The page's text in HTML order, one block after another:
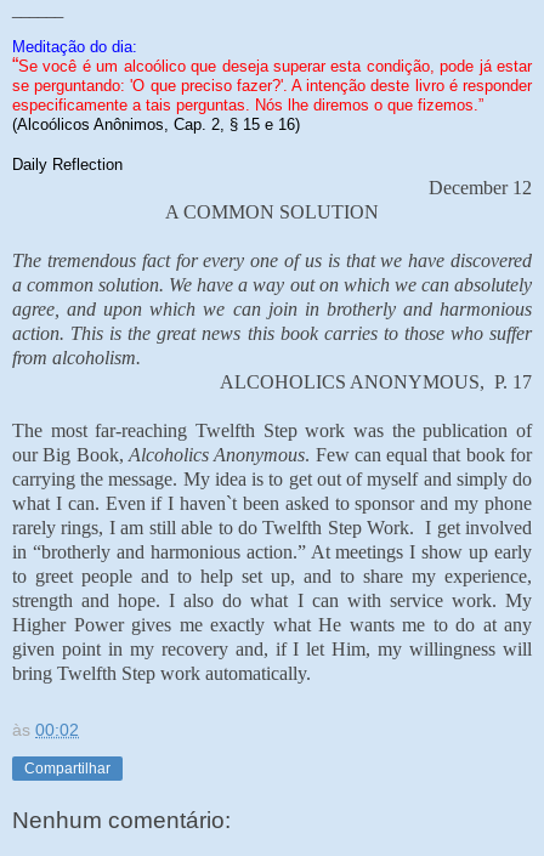
Meditação do dia:
“Se você é um alcoólico que deseja superar esta condição, pode já estar
se perguntando: 'O que preciso fazer?'. A intenção deste livro é responder
especificamente a tais perguntas. Nós lhe diremos o que fizemos.”
(Alcoólicos Anônimos, Cap. 2, § 15 e 16)
Daily Reflection
December 12
A COMMON SOLUTION
The tremendous fact for every one of us is that we have discovered
a common solution. We have a way out on which we can absolutely
agree, and upon which we can join in brotherly and harmonious
action. This is the great news this book carries to those who suffer
from alcoholism.
ALCOHOLICS ANONYMOUS, P. 17
The most far-reaching Twelfth Step work was the publication of
our Big Book, Alcoholics Anonymous. Few can equal that book for
carrying the message. My idea is to get out of myself and simply do
what I can. Even if I haven`t been asked to sponsor and my phone
rarely rings, I am still able to do Twelfth Step Work. I get involved
in “brotherly and harmonious action.” At meetings I show up early
to greet people and to help set up, and to share my experience,
strength and hope. I also do what I can with service work. My
Higher Power gives me exactly what He wants me to do at any
given point in my recovery and, if I let Him, my willingness will
bring Twelfth Step work automatically.
às 00:02
Compartilhar
Nenhum comentário: